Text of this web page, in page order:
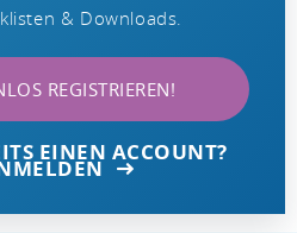
& Downloads.
REGISTRIEREN!
EINEN ACCOUNT?